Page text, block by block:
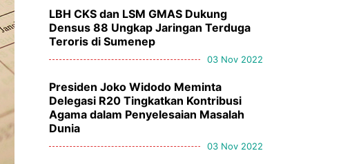
LBH CKS dan LSM GMAS Dukung
Densus 88 Ungkap Jaringan Terduga
Teroris di Sumenep
03 Nov 2022
Presiden Joko Widodo Meminta
Delegasi R20 Tingkatkan Kontribusi
Agama dalam Penyelesaian Masalah
Dunia
03 Nov 2022